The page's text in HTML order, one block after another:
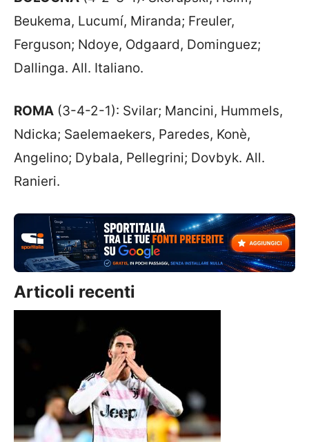
Beukema, Lucumí, Miranda; Freuler,
Ferguson; Ndoye, Odgaard, Dominguez;
Dallinga. All. Italiano.
ROMA (3-4-2-1): Svilar; Mancini, Hummels,
Ndicka; Saelemaekers, Paredes, Konè,
Angelino; Dybala, Pellegrini; Dovbyk. All.
Ranieri.
Articoli recenti